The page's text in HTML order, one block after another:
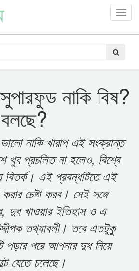
নাকি বিষ?
নাকি খারাপ এই সংক্রান্ত
খুব প্রচলিত না হলেও, বিশ্বে
বিতর্ক। এই প্রবন্ধটিতে এই
করার চেষ্টা করব। সেই সঙ্গে
দুধ খাওয়ার ইতিহাস ও এ
তথ্যাবলী। তবে এতটুকু
পড়ার পরে আপনার দুধ নিয়ে
যেতে চলেছে।